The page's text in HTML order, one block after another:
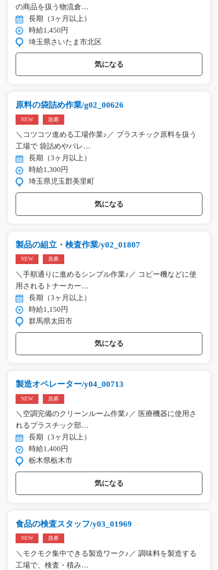
の商品を扱う物流倉…
長期（3ヶ月以上）
時給1,450円
埼玉県さいたま市北区
気になる
原料の袋詰め作業/g02_00626
NEW 急募
＼コツコツ進める工場作業♪／ プラスチック原料を扱う
工場で 袋詰めやパレ…
長期（3ヶ月以上）
時給1,300円
埼玉県児玉郡美里町
気になる
製品の組立・検査作業/y02_01807
NEW 急募
＼手順通りに進めるシンプル作業♪／ コピー機などに使
用されるトナーカー…
長期（3ヶ月以上）
時給1,150円
群馬県太田市
気になる
製造オペレーター/y04_00713
NEW 急募
＼空調完備のクリーンルーム作業♪／ 医療機器に使用さ
れるプラスチック部…
長期（3ヶ月以上）
時給1,400円
栃木県栃木市
気になる
食品の検査スタッフ/y03_01969
NEW 急募
＼モクモク集中できる製造ワーク♪／ 調味料を製造する
工場で、検査・積み…